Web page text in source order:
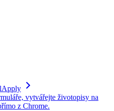
vytvářejte životopisy na
z Chrome.